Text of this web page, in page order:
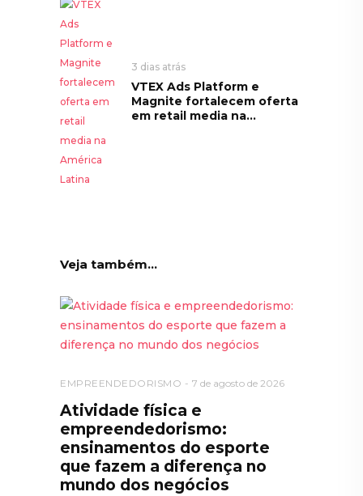
3 dias atrás
VTEX Ads Platform e
Magnite fortalecem oferta
em retail media na...
Veja também...
EMPREENDEDORISMO 7 de agosto de 2026
Atividade física e
empreendedorismo:
ensinamentos do esporte
que fazem a diferença no
mundo dos negócios